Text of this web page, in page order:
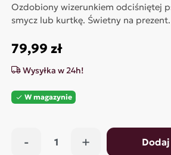
Ozdobiony wizerunkiem odciśniętej
smycz lub kurtkę. Świetny na prezent.
79,99 zł
Wysyłka w 24h!
 W magazynie
- +